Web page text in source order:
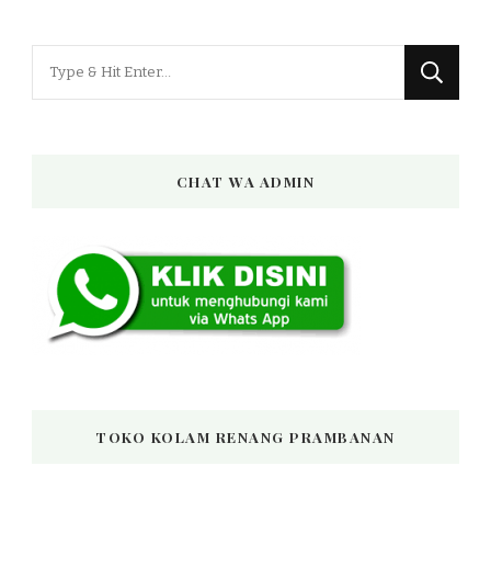
CHAT WA ADMIN
TOKO KOLAM RENANG PRAMBANAN